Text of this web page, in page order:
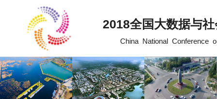
2018全国大数据与
China National Conference